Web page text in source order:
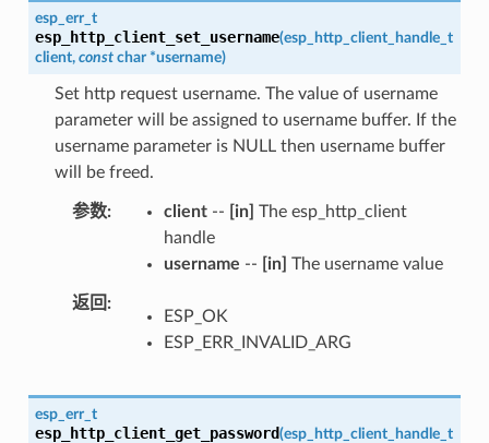
esp_err_t
esp_http_client_set_username(esp_http_client_handle_t
client, const char *username)
Set http request username. The value of username
parameter will be assigned to username buffer. If the
username parameter is NULL then username buffer
will be freed.
参数 client-- [in] The esp_http_client
handle
username -- [in] The username value
返回
ESP_OK
ESP_ERR_INVALID_ARG
esp_err_t
esp_http_client_get_password(esp_http_client_handle_t